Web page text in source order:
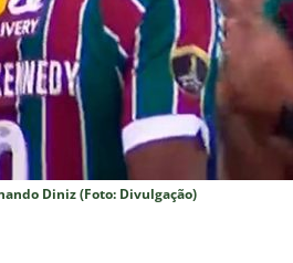
5 de agosto de 2026 ]
Grêmio X Mirassol —
DICAS DE APOSTAS
5 de agosto de 2026 ]
Análise de Vinicius
tempo normal e os pontos de alerta no
5 de agosto de 2026 ] Casa cheia! Veja a
Diniz (Foto: Divulgação)